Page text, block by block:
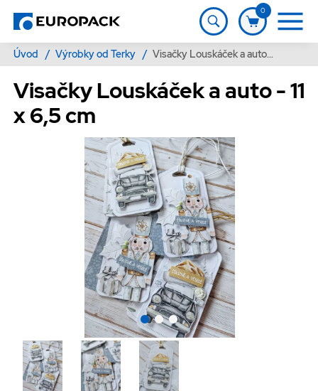
0
Úvod / Výrobky od Terky / Visačky Louskáček a auto - 11 x 6,5 cm
Visačky Louskáček a auto - 11
x 6,5 cm